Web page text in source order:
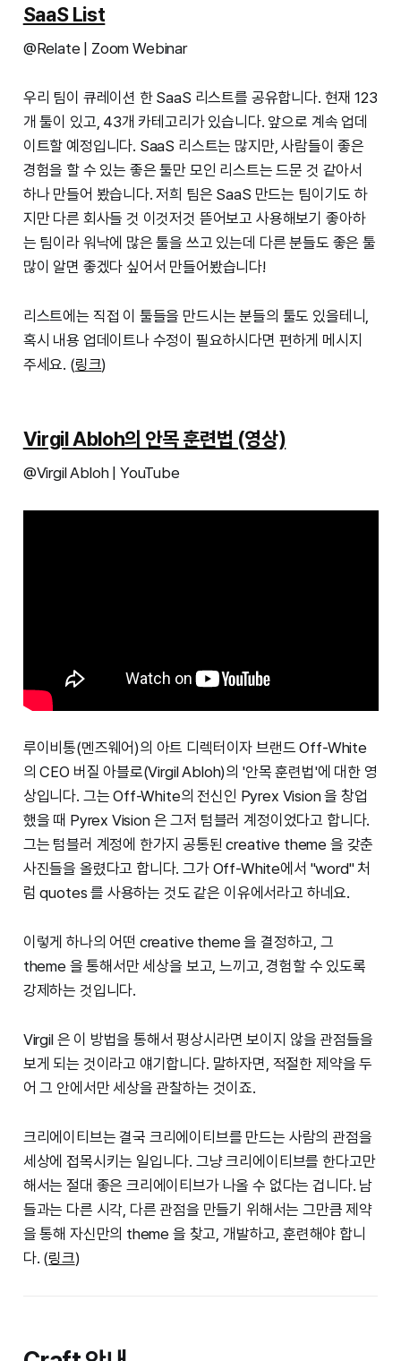
SaaS List
@Relate | Zoom Webinar
우리 팀이 큐레이션 한 SaaS 리스트를 공유합니다. 현재 123
개 툴이 있고, 43개 카테고리가 있습니다. 앞으로 계속 업데
이트할 예정입니다. SaaS 리스트는 많지만, 사람들이 좋은
경험을 할 수 있는 좋은 툴만 모인 리스트는 드문 것 같아서
하나 만들어 봤습니다. 저희 팀은 SaaS 만드는 팀이기도 하
지만 다른 회사들 것 이것저것 뜯어보고 사용해보기 좋아하
는 팀이라 워낙에 많은 툴을 쓰고 있는데 다른 분들도 좋은 툴
많이 알면 좋겠다 싶어서 만들어봤습니다!
리스트에는 직접 이 툴들을 만드시는 분들의 툴도 있을테니,
혹시 내용 업데이트나 수정이 필요하시다면 편하게 메시지
주세요. (링크)
Virgil Abloh의 안목 훈련법 (영상)
@Virgil Abloh | YouTube
루이비통(멘즈웨어)의 아트 디렉터이자 브랜드 Off-White
의 CEO 버질 아블로(Virgil Abloh)의 '안목 훈련법'에 대한 영
상입니다. 그는 Off-White의 전신인 Pyrex Vision 을 창업
했을 때 Pyrex Vision 은 그저 텀블러 계정이었다고 합니다.
그는 텀블러 계정에 한가지 공통된 creative theme 을 갖춘
사진들을 올렸다고 합니다. 그가 Off-White에서 "word" 처
럼 quotes 를 사용하는 것도 같은 이유에서라고 하네요.
이렇게 하나의 어떤 creative theme 을 결정하고, 그
theme 을 통해서만 세상을 보고, 느끼고, 경험할 수 있도록
강제하는 것입니다.
Virgil 은 이 방법을 통해서 평상시라면 보이지 않을 관점들을
보게 되는 것이라고 얘기합니다. 말하자면, 적절한 제약을 두
어 그 안에서만 세상을 관찰하는 것이죠.
크리에이티브는 결국 크리에이티브를 만드는 사람의 관점을
세상에 접목시키는 일입니다. 그냥 크리에이티브를 한다고만
해서는 절대 좋은 크리에이티브가 나올 수 없다는 겁니다. 남
들과는 다른 시각, 다른 관점을 만들기 위해서는 그만큼 제약
을 통해 자신만의 theme 을 찾고, 개발하고, 훈련해야 합니
다. (링크)